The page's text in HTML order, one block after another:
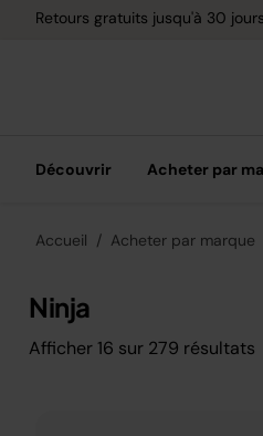
Retours gratuits jusqu'à 30
Découvrir Acheter par
Accueil Acheter par marque
Ninja
Afficher 16 sur 279 résultats